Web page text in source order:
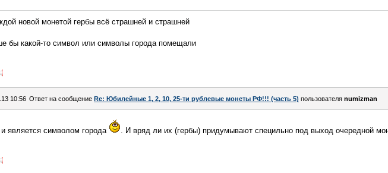
новой монетой гербы всё страшней и страшней
бы какой-то символ или символы города помещали
10:56 Ответ на сообщение Re: Юбилейные 1, 2, 10, 25-ти рублевые монеты РФ!!! (часть 5) пользователя numizman
и является символом города . И вряд ли их (гербы) придумывают специльно под выход очередной